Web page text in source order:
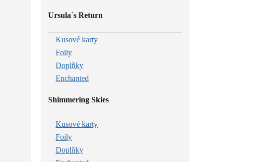
Ursula´s Return
Kusové karty
Foily
Doplňky
Enchanted
Shimmering Skies
Kusové karty
Foily
Doplňky